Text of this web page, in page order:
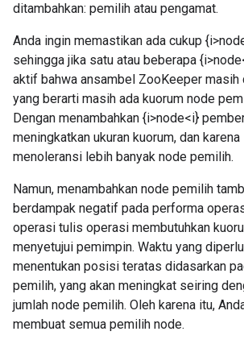
ditambahkan: pemilih atau pengamat.
Anda ingin memastikan ada cukup
sehingga jika satu atau beberapa
aktif bahwa ansambel ZooKeeper masih
yang berarti masih ada kuorum node
Dengan menambahkan {i>node<i}
meningkatkan ukuran kuorum, dan
menoleransi lebih banyak node pemilih.
Namun, menambahkan node pemilih
berdampak negatif pada performa
operasi tulis operasi membutuhkan
menyetujui pemimpin. Waktu yang
menentukan posisi teratas didasarkan
pemilih, yang akan meningkat seiring
jumlah node pemilih. Oleh karena itu,
membuat semua pemilih node.